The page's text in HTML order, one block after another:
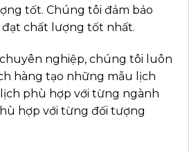
tốt. Chúng tôi đảm bảo
chất lượng tốt nhất.
nghiệp, chúng tôi luôn
hàng tạo những mẫu lịch
phù hợp với từng ngành
hợp với từng đối tượng